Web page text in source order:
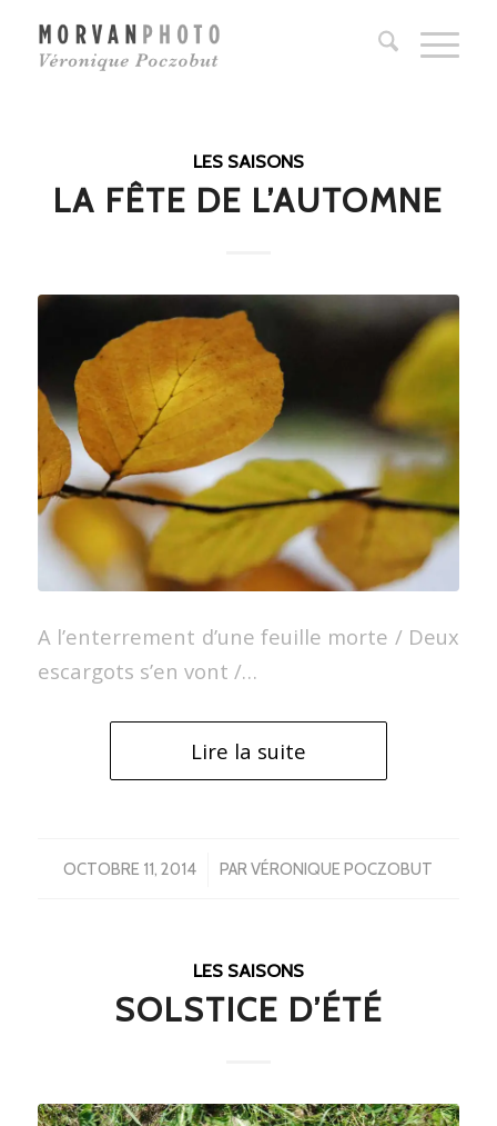
LES SAISONS
LA FÊTE DE L’AUTOMNE
A l’enterrement d’une feuille morte / Deux
escargots s’en vont /…
Lire la suite
OCTOBRE 11, 2014
/ PARVÉRONIQUE POCZOBUT
LES SAISONS
SOLSTICE D’ÉTÉ